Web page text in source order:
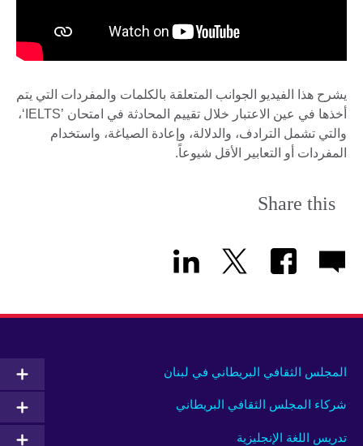
يشرح هذا الفيديو الجوانب المتعلقة بالكلمات والمفردات التي يتم
أخذها في عين الاعتبار خلال تقييم المحادثة في امتحان ’IELTS‘،
والتي تشمل الترادف، والدلالة، وإعادة الصياغة، واستخدام
المفردات أو التعابير الأقل شيوعاً.
Share this
المجلس الثقافي البريطاني في لبنان
شركاء المجلس الثقافي البريطاني
تدريس اللغة الإنجليزية